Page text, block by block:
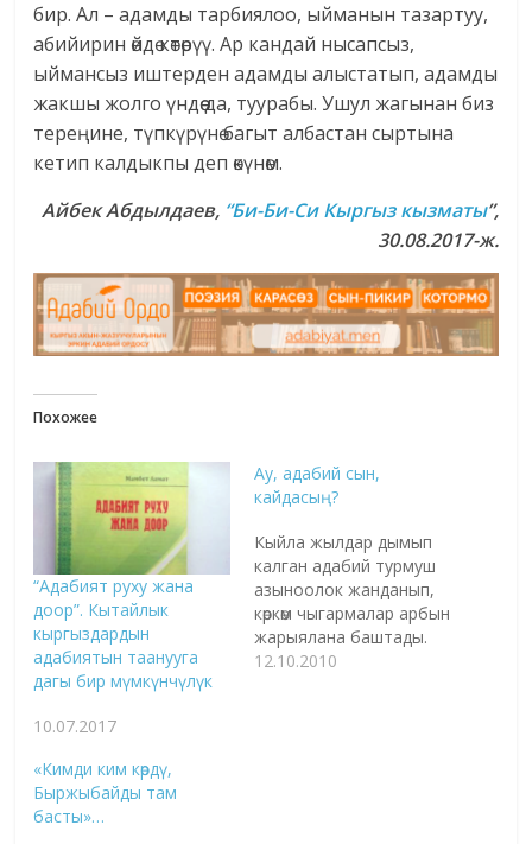
бир. Ал – адамды тарбиялоо, ыйманын тазартуу,
абийирин өйдө көтөрүү. Ар кандай нысапсыз,
ыймансыз иштерден адамды алыстатып, адамды
жакшы жолго үндөө да, туурабы. Ушул жагынан биз
тереңине, түпкүрүнө багыт албастан сыртына
кетип калдыкпы деп өкүнөм.
Айбек Абдылдаев, “Би-Би-Си Кыргыз кызматы”,
30.08.2017-ж.
Похожее
“Адабият руху жана
доор”. Кытайлык
кыргыздардын
адабиятын таанууга
дагы бир мүмкүнчүлүк
10.07.2017
Ау, адабий сын,
кайдасың?
Кыйла жылдар дымып
калган адабий турмуш
азыноолок жанданып,
көркөм чыгармалар арбын
жарыялана баштады.
Саман-топону аралаш
12.10.2010
«Кимди ким көрдү,
Быржыбайды там
басты»…